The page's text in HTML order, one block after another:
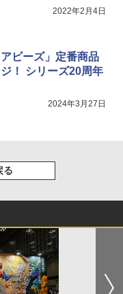
2022年2月4日
ビーズ」定番商品
！ シリーズ20周年
2024年3月27日
る